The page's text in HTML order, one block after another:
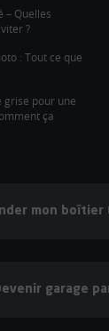
– Quelles
?
: Tout ce que
grise pour une
ça
mon boîtier
garage